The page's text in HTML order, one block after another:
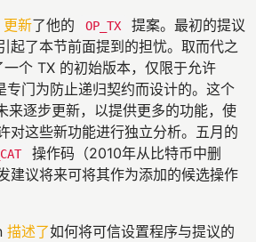
更新了他的 OP_TX
提案。最初的提议
起了本节前面提到的担忧。取而代之
个 TX 的初始版本，仅限于允许
门为防止递归契约而设计的。这个
来逐步更新，以提供更多的功能，使
对这些新功能进行独立分析。五月的
操作码（2010年从比特币中删
建议将来可将其作为添加的候选操作
描述了如何将可信设置程序与提议的